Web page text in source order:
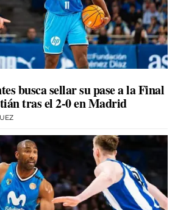
busca sellar su pase a la Final
tras el 2-0 en Madrid